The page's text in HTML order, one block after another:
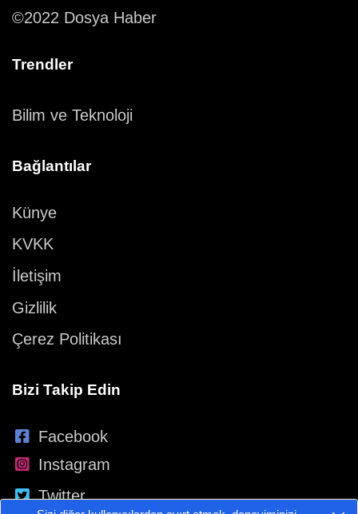
©2022 Dosya Haber
Trendler
Bilim ve Teknoloji
Bağlantılar
Künye
KVKK
İletişim
Gizlilik
Çerez Politikası
Bizi Takip Edin
Facebook
Instagram
Twitter